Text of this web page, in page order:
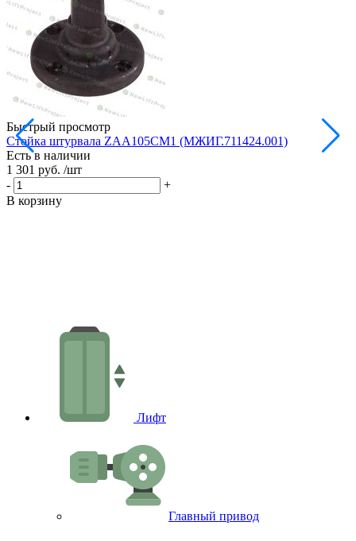
Быстрый просмотр
Стойка штурвала ZAA105CM1 (МЖИГ.711424.001)
Есть в наличии
1 301 руб. /шт
-
+
В корзину
Лифт
Главный привод